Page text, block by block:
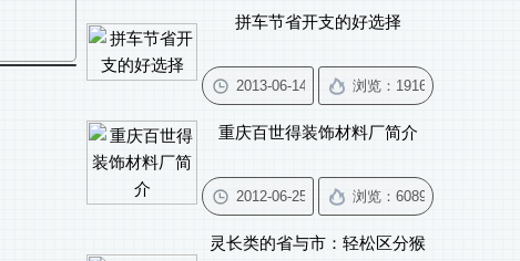
拼车节省开支的好选择
重庆百世得装饰材料厂简介
灵长类的省与市：轻松区分猴